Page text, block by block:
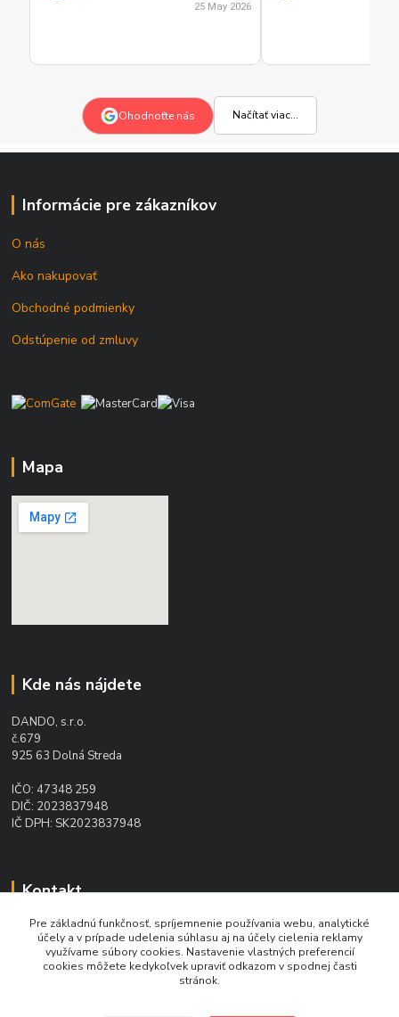
25 May 2026
Ohodnoťte nás Načítať viac...
Informácie pre zákazníkov
O nás
Ako nakupovať
Obchodné podmienky
Odstúpenie od zmluvy
Mapa
Kde nás nájdete
DANDO, s.r.o.
č.679
925 63 Dolná Streda
IČO: 47348 259
DIČ: 2023837948
IČ DPH: SK2023837948
Kontakt
Ing. Daniel Doboš
+421 902 331 936
(Po-Pia, 8-16 hod.)
Pre základnú funkčnosť, spríjemnenie používania webu, analytické
účely a v prípade udelenia súhlasu aj na účely cielenia reklamy
využívame súbory cookies. Nastavenie vlastných preferencií
cookies môžete kedykoľvek upraviť odkazom v spodnej časti
stránok.